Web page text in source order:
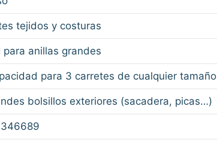
tejidos y costuras
para anillas grandes
para 3 carretes de cualquier tamaño
bolsillos exteriores (sacadera, picas…)